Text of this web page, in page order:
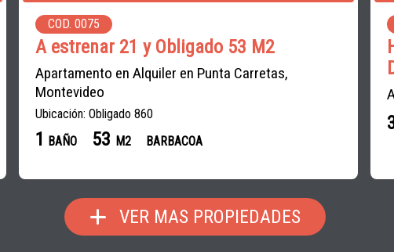
COD. 0075
A estrenar 21 y Obligado 53 M2
Apartamento en Alquiler en Punta Carretas,
Montevideo
Ubicación: Obligado 860
1 BAÑO 53 M2 BARBACOA
VER MAS PROPIEDADES